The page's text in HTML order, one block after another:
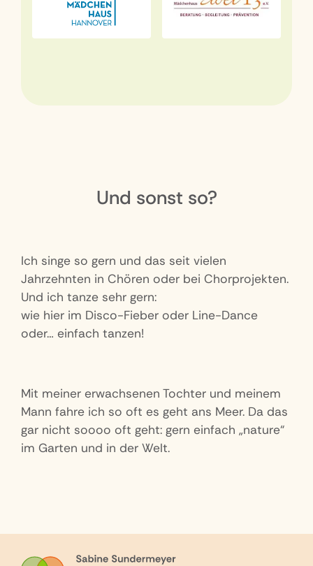
Und sonst so?
Ich singe so gern und das seit vielen
Jahrzehnten in Chören oder bei Chorprojekten.
Und ich tanze sehr gern:
wie hier im Disco-Fieber oder Line-Dance
oder… einfach tanzen!
Mit meiner erwachsenen Tochter und meinem
Mann fahre ich so oft es geht ans Meer. Da das
gar nicht soooo oft geht: gern einfach „nature“
im Garten und in der Welt.